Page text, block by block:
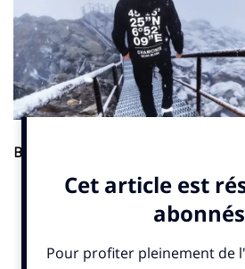
Business
avec Chamonix-Mont-Blanc pour «
montagne ». La collection textile
shirts, des sweat-shirts, des vestes
montagne Tristan Knoertzer est